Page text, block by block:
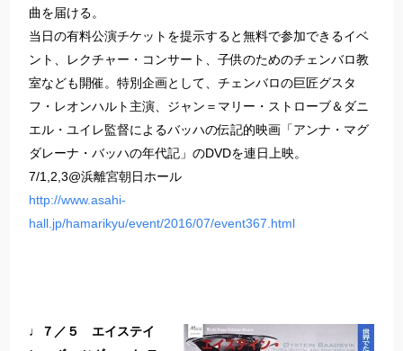
曲を届ける。
当日の有料公演チケットを提示すると無料で参加できるイベ
ント、レクチャー・コンサート、子供のためのチェンバロ教
室なども開催。特別企画として、チェンバロの巨匠グスタ
フ・レオンハルト主演、ジャン＝マリー・ストローブ＆ダニ
エル・ユイレ監督によるバッハの伝記的映画「アンナ・マグ
ダレーナ・バッハの年代記」のDVDを連日上映。
7/1,2,3@浜離宮朝日ホール
http://www.asahi-
hall.jp/hamarikyu/event/2016/07/event367.html
♩７／５ エイステイ